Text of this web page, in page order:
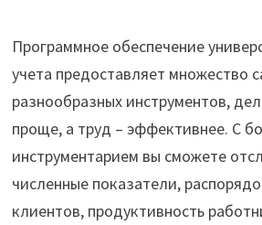
Программное обеспечение
учета предоставляет множество
разнообразных инструментов,
проще, а труд – эффективнее. С
инструментарием вы сможете
численные показатели,
клиентов, продуктивность